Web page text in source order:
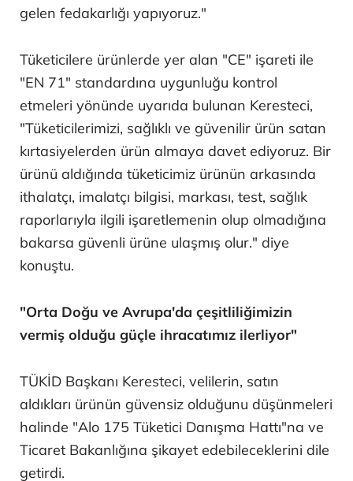
gelen fedakarlığı yapıyoruz."
Tüketicilere ürünlerde yer alan "CE" işareti ile
"EN 71" standardına uygunluğu kontrol
etmeleri yönünde uyarıda bulunan Keresteci,
"Tüketicilerimizi, sağlıklı ve güvenilir ürün satan
kırtasiyelerden ürün almaya davet ediyoruz. Bir
ürünü aldığında tüketicimiz ürünün arkasında
ithalatçı, imalatçı bilgisi, markası, test, sağlık
raporlarıyla ilgili işaretlemenin olup olmadığına
bakarsa güvenli ürüne ulaşmış olur." diye
konuştu.
"Orta Doğu ve Avrupa'da çeşitliliğimizin
vermiş olduğu güçle ihracatımız ilerliyor"
TÜKİD Başkanı Keresteci, velilerin, satın
aldıkları ürünün güvensiz olduğunu düşünmeleri
halinde "Alo 175 Tüketici Danışma Hattı"na ve
Ticaret Bakanlığına şikayet edebileceklerini dile
getirdi.